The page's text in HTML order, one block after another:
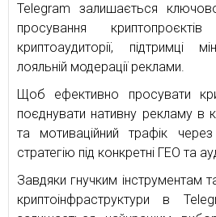
Telegram залишається
просування
криптоаудиторії, підтримці
лояльній модерації реклами.
Щоб ефективно просувати
поєднувати нативну рекламу в
та мотиваційний трафік через
стратегію під конкретні ГЕО та
Завдяки гнучким інструментам
криптоінфраструктури в